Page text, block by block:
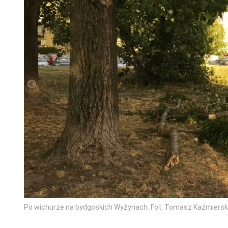
Po wichurze na bydgoskich Wyżynach. Fot. Tomasz